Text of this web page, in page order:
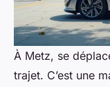
À Metz, se
trajet. C’est une